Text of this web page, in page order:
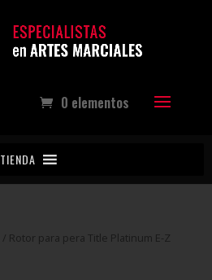
0 elementos
TIENDA
/ Rotor para pera Title Platinum E-Z